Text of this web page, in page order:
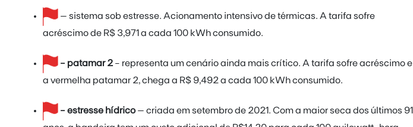
– sistema sob estresse. Acionamento intensivo de térmicas. A tarifa sofre
acréscimo de R$ 3,971 a cada 100 kWh consumido.
- patamar 2- representa um cenário ainda mais crítico. A tarifa sofre acréscimo e
a vermelha patamar 2, chega a R$ 9,492 a cada 100 kWh consumido.
- estresse hídrico– criada em setembro de 2021. Com a maior seca dos últimos 91